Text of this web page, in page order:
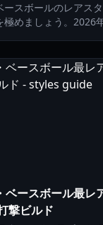
ースボールのレアス
めましょう。2026
ベースボール最レ
撃ビルド